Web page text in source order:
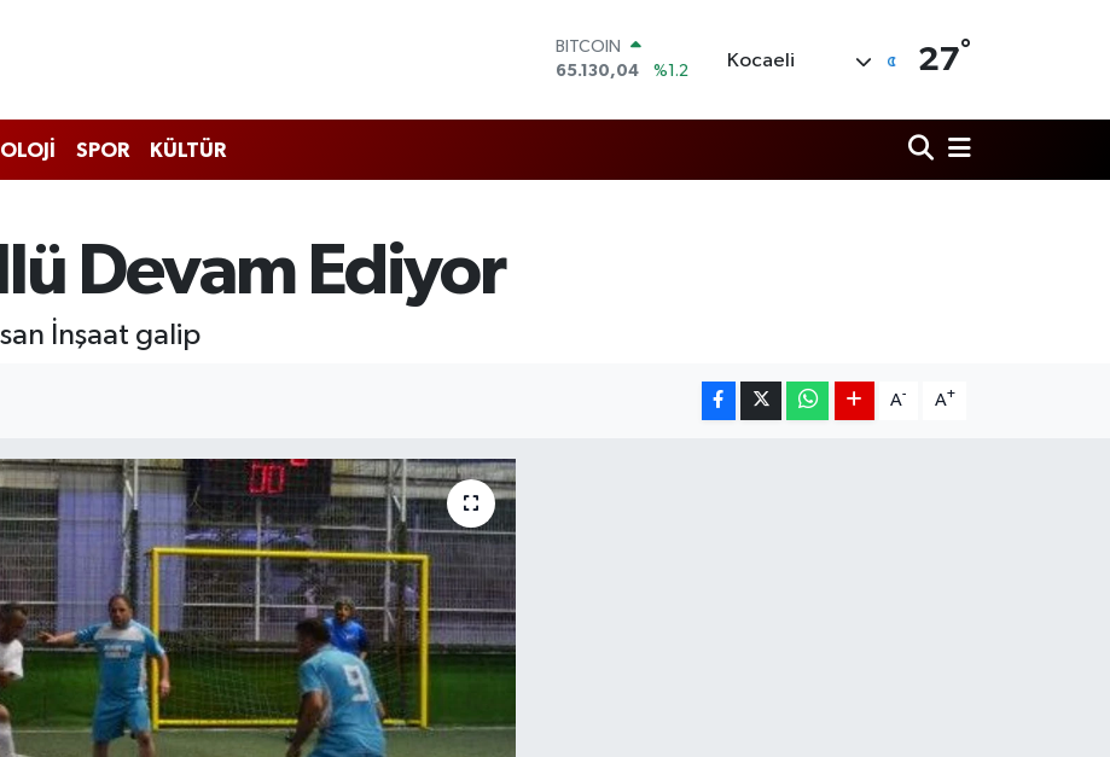
DOLAR
47,7106
%0.17
55,1652
%0.27
Kocaeli 27°
SPOR KÜLTÜR
Devam Ediyor
İnşaat galip
A- A+